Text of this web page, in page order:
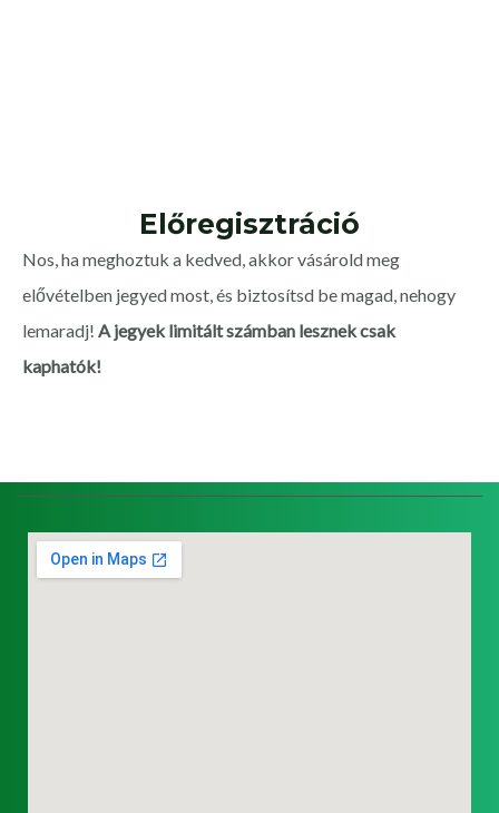
Előregisztráció
Nos, ha meghoztuk a kedved, akkor vásárold meg
elővételben jegyed most, és biztosítsd be magad, nehogy
lemaradj! A jegyek limitált számban lesznek csak
kaphatók!